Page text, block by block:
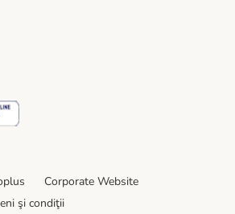
Shipping Method
Security
Corporate Website
şi condiţii